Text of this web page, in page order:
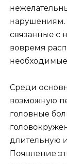
нарушениям.
связанные с
вовремя
Среди
возможную
головные
длительную
Появление